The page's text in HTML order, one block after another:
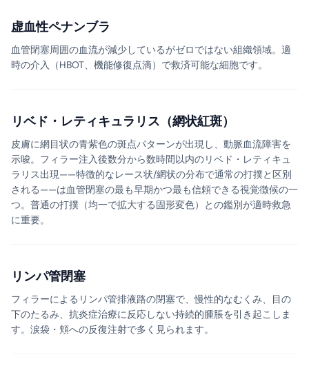
虚血性ペナンブラ
血管閉塞周囲の血流が減少しているがゼロではない組織領域。適
時の介入（HBOT、機能修復点滴）で救済可能な細胞です。
リベド・レティキュラリス（網状紅斑）
皮膚に網目状の青紫色の斑点パターンが出現し、動脈血流障害を
示唆。フィラー注入後数分から数時間以内のリベド・レティキュ
ラリス出現——特徴的なレース状/網状の分布で通常の打撲と区別
される——は血管閉塞の最も早期かつ最も信頼できる視覚徴候の一
つ。普通の打撲（均一で拡大する固形変色）との鑑別が適時救急
に重要。
リンパ管閉塞
フィラーによるリンパ管排液路の閉塞で、慢性的なむくみ、目の
下のたるみ、抗炎症治療に反応しない持続的腫脹を引き起こしま
す。涙袋・頬への反復注射で多く見られます。